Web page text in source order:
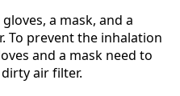
a mask, and a
To prevent the inhalation
and a mask need to
air filter.